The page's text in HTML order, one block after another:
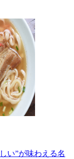
い”が味わえる名